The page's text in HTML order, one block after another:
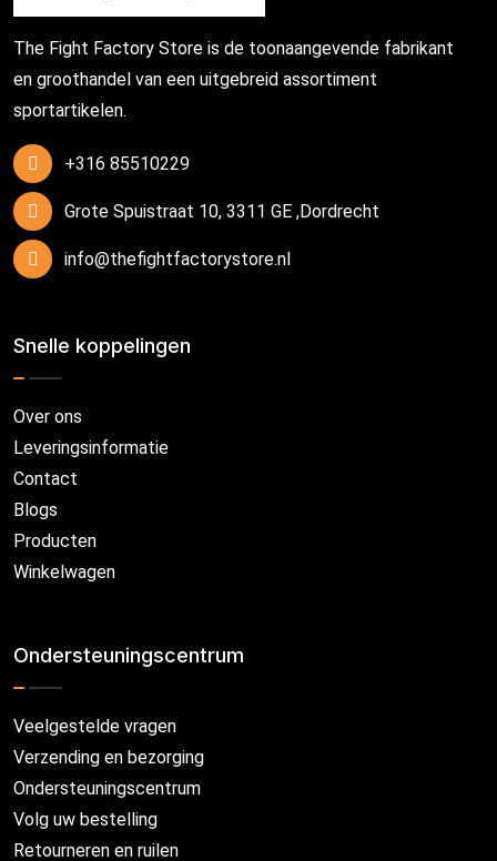
The Fight Factory Store is de toonaangevende fabrikant
en groothandel van een uitgebreid assortiment
sportartikelen.
+316 85510229
Grote Spuistraat 10, 3311 GE ,Dordrecht
info@thefightfactorystore.nl
Snelle koppelingen
Over ons
Leveringsinformatie
Contact
Blogs
Producten
Winkelwagen
Ondersteuningscentrum
Veelgestelde vragen
Verzending en bezorging
Ondersteuningscentrum
Volg uw bestelling
Retourneren en ruilen